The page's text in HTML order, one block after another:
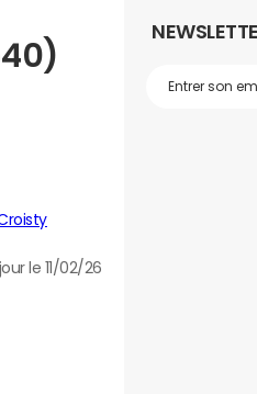
Croisty
le 11/02/26